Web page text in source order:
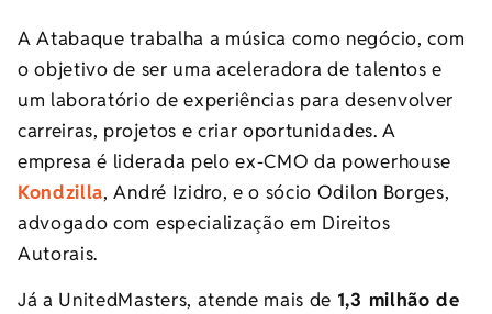
A Atabaque trabalha a música como negócio, com
o objetivo de ser uma aceleradora de talentos e
um laboratório de experiências para desenvolver
carreiras, projetos e criar oportunidades. A
empresa é liderada pelo ex-CMO da powerhouse
Kondzilla, André Izidro, e o sócio Odilon Borges,
advogado com especialização em Direitos
Autorais.
Já a UnitedMasters, atende mais de 1,3 milhão de